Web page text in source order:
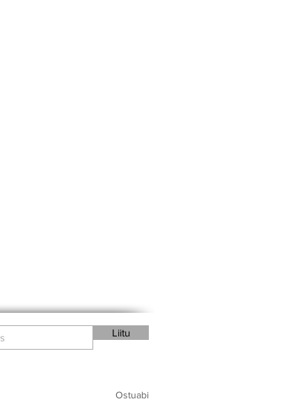
Liitu
Ostuabi